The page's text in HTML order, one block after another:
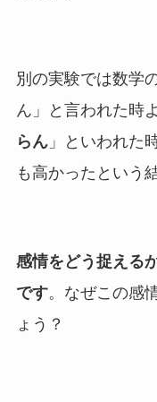
別の実験では数学
ん」と言われた時
らん」といわれた
も高かったという
感情をどう捉える
です。なぜこの感
ょう？